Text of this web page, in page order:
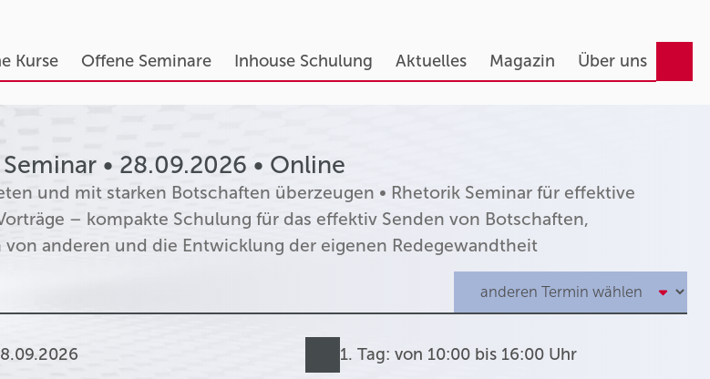
Kurse Offene Seminare Inhouse Schulung Aktuelles Magazin Über uns
• 28.09.2026 • Online
und mit starken Botschaften überzeugen • Rhetorik Seminar für effektive
– kompakte Schulung für das effektiv Senden von Botschaften,
von anderen und die Entwicklung der eigenen Redegewandtheit
1. Tag: von 10:00 bis 16:00 Uhr